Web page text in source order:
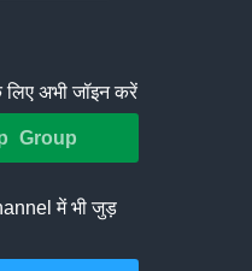
अभी जॉइन करें
Group
में भी जुड़